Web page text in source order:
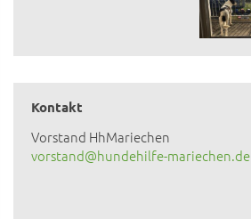
Kontakt
Vorstand HhMariechen
vorstand@hundehilfe-mariechen.de